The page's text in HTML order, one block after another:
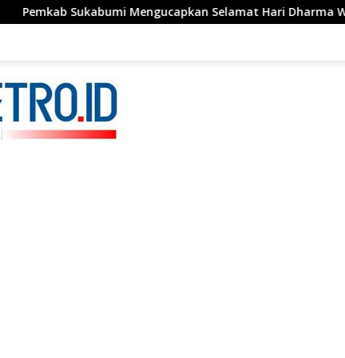
Mengucapkan Selamat Hari Dharma Wanita, 05 Agustus